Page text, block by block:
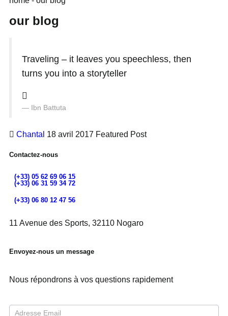
our blog
Traveling – it leaves you speechless, then
turns you into a storyteller
Ibn Battuta
Chantal 18 avril 2017 Featured Post
Contactez-nous
(+33) 05 62 69 06 15
(+33) 06 31 59 34 72
(+33) 06 80 12 47 56
11 Avenue des Sports, 32110 Nogaro
Envoyez-nous un message
Nous répondrons à vos questions rapidement